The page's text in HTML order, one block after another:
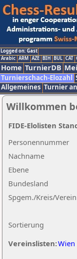
Logged on: Gast
Arabic ARM AZE BIH BUL CAT
Home TurnierDB
Turnierschach-Elozahl
Allgemeines Turnier
Willkommen
Nachname
Ebene
Sortierung
Personennummer
Bundesland
Spgem./Kreis/Verein
Vereinslisten:Wien
FIDE-Elolisten